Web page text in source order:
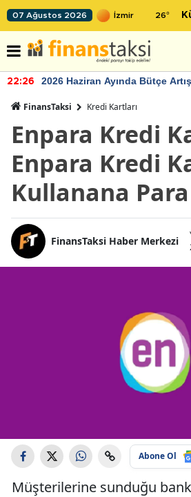
07 Ağustos 2026 26°
22:26 2026 Haziran Ayında Bütçe
FinansTaksi Kredi Kartları
Enpara Kredi
Enpara Kredi
Kullanana
FinansTaksi Haber Merkezi
Abone Ol
Müşterilerine sunduğu